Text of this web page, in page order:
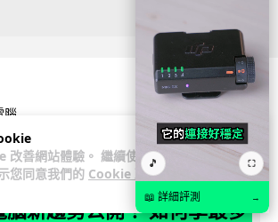
改善網站體驗。 繼續使用
您同意我們的 Cookie 政
腦
時
新趨勢公開！ 如何享最多
🎵 ⛶
📖 詳細評測 →